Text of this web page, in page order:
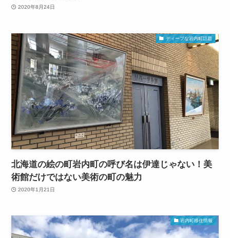
2020年8月24日
ディープな岩内町話題
北海道の絵の町岩内町の呼び名は伊達じゃない！美
術館だけではない美術の町の魅力
2020年1月21日
岩内町移住情報